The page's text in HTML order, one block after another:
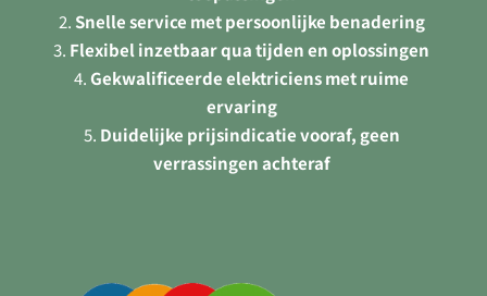
Snelle service met persoonlijke benadering
Flexibel inzetbaar qua tijden en oplossingen
Gekwalificeerde elektriciens met ruime
ervaring
Duidelijke prijsindicatie vooraf, geen
verrassingen achteraf